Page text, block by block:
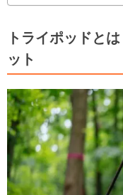
トライポッドと
ット